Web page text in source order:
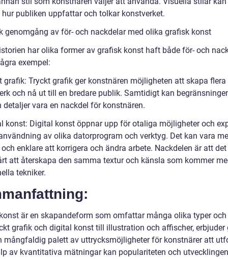
hur publiken uppfattar och tolkar konstverket.
genomgång av för- och nackdelar med olika grafisk konst
har olika former av grafisk konst haft både för- och
exempel:
grafik: Tryckt grafik ger konstnären möjligheten att skapa
och nå ut till en bredare publik. Samtidigt kan
detaljer vara en nackdel för konstnären.
konst: Digital konst öppnar upp för otaliga möjligheter och
av olika datorprogram och verktyg. Det kan vara
enklare att korrigera och ändra arbete. Nackdelen är att
att återskapa den samma textur och känsla som kommer
tekniker.
är en skapandeform som omfattar många olika typer
grafik och digital konst till illustration och affischer, erbjuder
mångfaldig palett av uttrycksmöjligheter för konstnärer att
av kvantitativa mätningar kan populariteten och